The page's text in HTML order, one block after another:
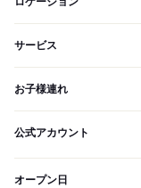
サービス
お子様連れ
公式アカウント
オープン日